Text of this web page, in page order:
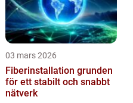
03 mars 2026
Fiberinstallation grunden
för ett stabilt och snabbt
nätverk